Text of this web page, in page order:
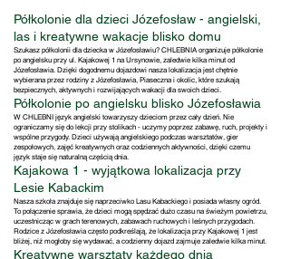
Półkolonie dla dzieci Józefosław - angielski,
las i kreatywne wakacje blisko domu
Szukasz półkolonii dla dziecka w Józefosławiu? CHLEBNIA organizuje półkolonie
po angielsku przy ul. Kajakowej 1 na Ursynowie, zaledwie kilka minut od
Józefosławia. Dzięki dogodnemu dojazdowi nasza lokalizacja jest chętnie
wybierana przez rodziny z Józefosławia, Piaseczna i okolic, które szukają
bezpiecznych, aktywnych i rozwijających wakacji dla swoich dzieci.
Półkolonie po angielsku blisko Józefosławia
W CHLEBNI język angielski towarzyszy dzieciom przez cały dzień. Nie
ograniczamy się do lekcji przy stolikach - uczymy poprzez zabawę, ruch, projekty i
wspólne przygody. Dzieci używają angielskiego podczas warsztatów, gier
zespołowych, zajęć kreatywnych oraz codziennych aktywności, dzięki czemu
język staje się naturalną częścią dnia.
Kajakowa 1 - wyjątkowa lokalizacja przy
Lesie Kabackim
Nasza szkoła znajduje się naprzeciwko Lasu Kabackiego i posiada własny ogród.
To połączenie sprawia, że dzieci mogą spędzać dużo czasu na świeżym powietrzu,
uczestnicząc w grach terenowych, zabawach ruchowych i leśnych przygodach.
Rodzice z Józefosławia często podkreślają, że lokalizacja przy Kajakowej 1 jest
bliżej, niż mogłoby się wydawać, a codzienny dojazd zajmuje zaledwie kilka minut.
Kreatywne warsztaty każdego dnia